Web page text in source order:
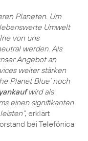
Planeten. Um
Umwelt
von uns
werden. Als
Angebot an
weiter stärken
Planet Blue’ noch
wird als
einen signifikanten
, erklärt
bei Telefónica